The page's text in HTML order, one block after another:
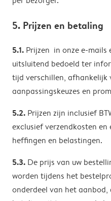
5. Prijzen en betaling
5.1. Prijzen in onze e-mails
uitsluitend bedoeld ter
tijd verschillen, afhankelijk
aanpassingskeuzes en
5.2. Prijzen zijn inclusief
exclusief verzendkosten
heffingen en belastingen.
5.3. De prijs van uw
worden tijdens het
onderdeel van het